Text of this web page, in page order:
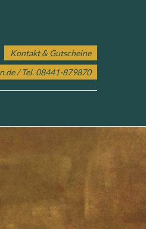
Kontakt & Gutscheine
/ Tel. 08441-879870